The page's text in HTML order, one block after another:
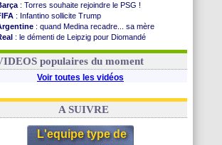
: Torres souhaite rejoindre le PSG !
: Infantino sollicite Trump
: quand Medina recadre... sa mère
: le démenti de Leipzig pour Diomandé
: le conseiller d'Infantino démissionne !
populaires du moment
Voir toutes les vidéos
A SUIVRE
L'equipe type de